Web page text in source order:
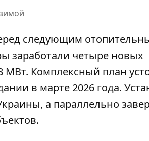
следующим
заработали четыре новых
Комплексный план
в марте 2026 года.
а параллельно